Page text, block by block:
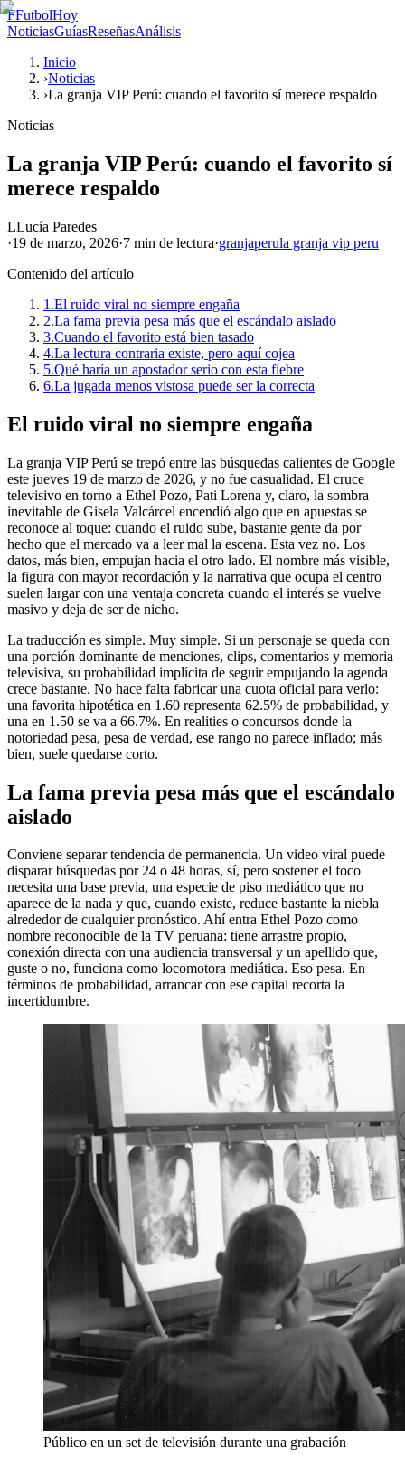
FFutbolHoy
NoticiasGuíasReseñasAnálisis
Inicio
›Noticias
›La granja VIP Perú: cuando el favorito sí merece respaldo
Noticias
La granja VIP Perú: cuando el favorito sí
merece respaldo
LLucía Paredes
·19 de marzo, 2026·7 min de lectura·granjaperula granja vip peru
Contenido del artículo
1.El ruido viral no siempre engaña
2.La fama previa pesa más que el escándalo aislado
3.Cuando el favorito está bien tasado
4.La lectura contraria existe, pero aquí cojea
5.Qué haría un apostador serio con esta fiebre
6.La jugada menos vistosa puede ser la correcta
El ruido viral no siempre engaña
La granja VIP Perú se trepó entre las búsquedas calientes de Google
este jueves 19 de marzo de 2026, y no fue casualidad. El cruce
televisivo en torno a Ethel Pozo, Pati Lorena y, claro, la sombra
inevitable de Gisela Valcárcel encendió algo que en apuestas se
reconoce al toque: cuando el ruido sube, bastante gente da por
hecho que el mercado va a leer mal la escena. Esta vez no. Los
datos, más bien, empujan hacia el otro lado. El nombre más visible,
la figura con mayor recordación y la narrativa que ocupa el centro
suelen largar con una ventaja concreta cuando el interés se vuelve
masivo y deja de ser de nicho.
La traducción es simple. Muy simple. Si un personaje se queda con
una porción dominante de menciones, clips, comentarios y memoria
televisiva, su probabilidad implícita de seguir empujando la agenda
crece bastante. No hace falta fabricar una cuota oficial para verlo:
una favorita hipotética en 1.60 representa 62.5% de probabilidad, y
una en 1.50 se va a 66.7%. En realities o concursos donde la
notoriedad pesa, pesa de verdad, ese rango no parece inflado; más
bien, suele quedarse corto.
La fama previa pesa más que el escándalo
aislado
Conviene separar tendencia de permanencia. Un video viral puede
disparar búsquedas por 24 o 48 horas, sí, pero sostener el foco
necesita una base previa, una especie de piso mediático que no
aparece de la nada y que, cuando existe, reduce bastante la niebla
alrededor de cualquier pronóstico. Ahí entra Ethel Pozo como
nombre reconocible de la TV peruana: tiene arrastre propio,
conexión directa con una audiencia transversal y un apellido que,
guste o no, funciona como locomotora mediática. Eso pesa. En
términos de probabilidad, arrancar con ese capital recorta la
incertidumbre.
Público en un set de televisión durante una grabación